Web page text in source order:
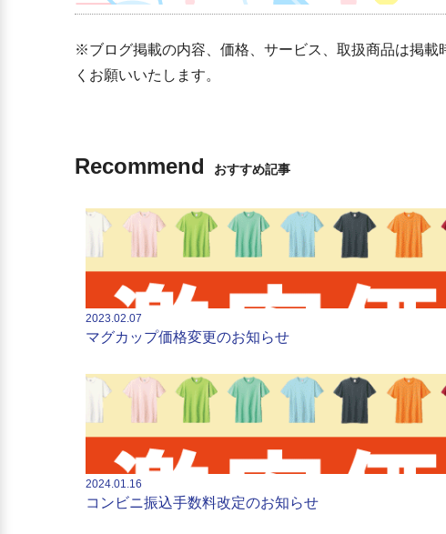
※ブログ掲載の内容、価格、サービス、取扱商品は掲
くお願いいたします。
Recommend おすすめ記事
2023.02.07
マグカップ価格変更のお知らせ
2024.01.16
コンビニ振込手数料改定のお知らせ